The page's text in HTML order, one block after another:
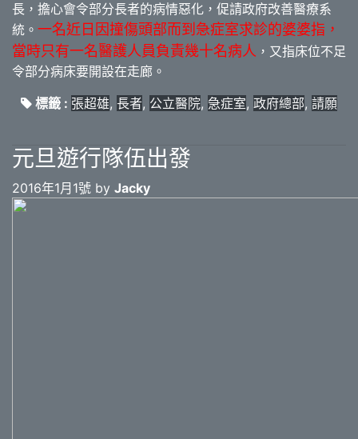
長，擔心會令部分長者的病情惡化，促請政府改善醫療系
統。 一名近日因撞傷頭部而到急症室求診的婆婆指，
當時只有一名醫護人員負責幾十名病人 ，又指床位不足
令部分病床要開設在走廊。
標籤 : 張超雄, 長者, 公立醫院, 急症室, 政府總部, 請願
元旦遊行隊伍出發
2016年1月1號 by Jacky